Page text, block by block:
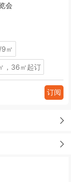
会
㎡
，36㎡起订
订阅